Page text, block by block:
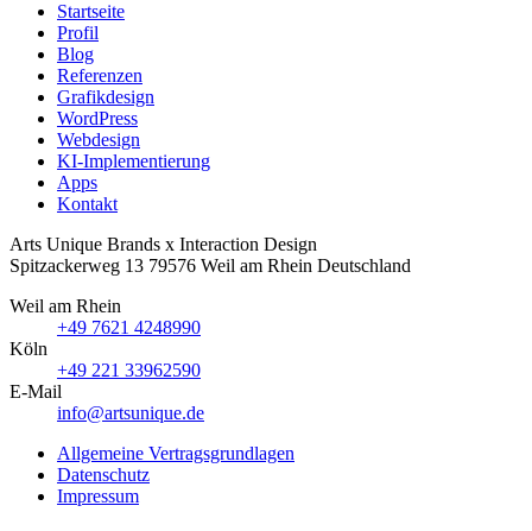
Startseite
Profil
Blog
Referenzen
Grafikdesign
WordPress
Webdesign
KI-Implementierung
Apps
Kontakt
Arts Unique Brands x Interaction Design
Spitzackerweg 13 79576 Weil am Rhein Deutschland
Weil am Rhein
+49 7621 4248990
Köln
+49 221 33962590
E-Mail
info@artsunique.de
Allgemeine Vertragsgrundlagen
Datenschutz
Impressum